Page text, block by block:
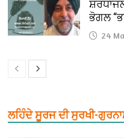
ਭੋਗਲ
24
ਲਹਿੰਦੇ ਸੂਰਜ ਦੀ ਸੁਰਖੀ-